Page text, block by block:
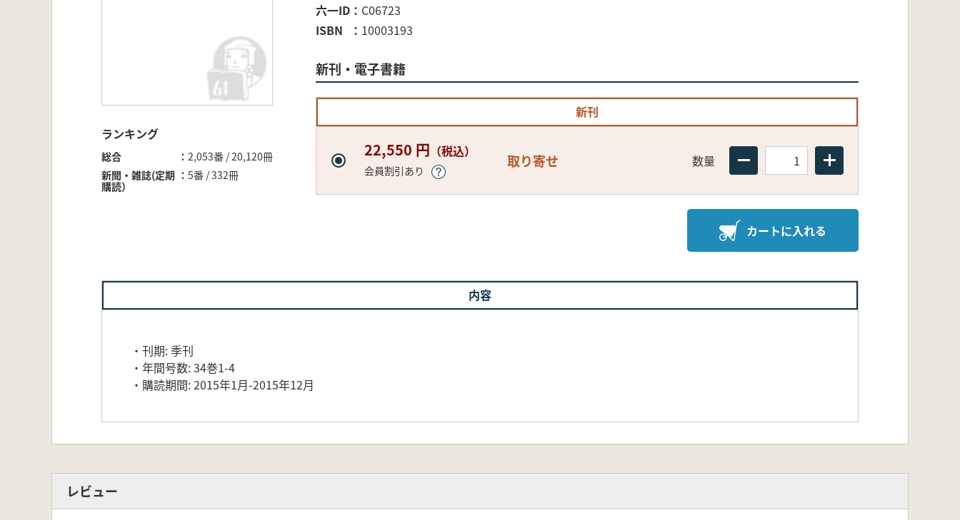
ランキング
総合
2,053番 / 20,120冊
新聞・雑誌(定期
購読）
5番 / 332冊
六一ID
C06723
ISBN
10003193
新刊・電子書籍
新刊
22,550 円 （税込）
会員割引あり
取り寄せ 数量
カートに入れる
内容
・刊期: 季刊
・年間号数: 34巻1-4
・購読期間: 2015年1月-2015年12月
レビュー